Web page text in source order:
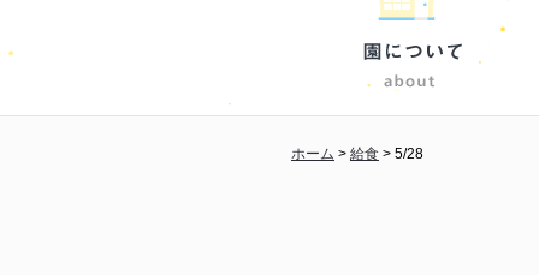
ホーム > 給食 > 5/28